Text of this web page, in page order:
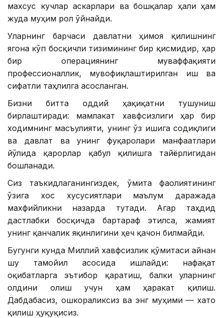
махсус кучлар аскарлари ва бошқалар ҳали ҳам
жуда муҳим рол ўйнайди.
Уларнинг барчаси давлатни ҳимоя қилишнинг
ягона кўп босқичли тизимининг бир қисмидир, ҳар
бир операциянинг муваффақияти
профессионаллик, мувофиқлаштирилган иш ва
сифатли таҳлилга асосланган.
Бизни битта оддий ҳақиқатни тушуниш
бирлаштиради: мамлакат хавфсизлиги ҳар бир
ходимнинг масъулияти, унинг ўз ишига содиқлиги
ва давлат ва унинг фуқаролари манфаатлари
йўлида қарорлар қабул қилишга тайёрлигидан
бошланади.
Сиз таъкидлаганингиздек, Қўмита фаолиятининг
ўзига хос хусусиятлари маълум даражада
махфийликни назарда тутади. Агар таҳдид
дастлабки босқичда бартараф этилса, жамият
унинг қанчалик яқинлигини ҳеч қачон билмайди.
Бугунги кунда Миллий хавфсизлик қўмитаси айнан
шу тамойил асосида ишлайди: нафақат
оқибатларга эътибор қаратиш, балки уларнинг
олдини олиш учун ҳам ҳаракат қилиш.
Дабдабасиз, ошкораликсиз ва энг муҳими — хато
қилиш ҳуқуқисиз.